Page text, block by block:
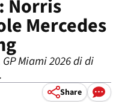
Norris
Mercedes
Miami 2026 di di
Share